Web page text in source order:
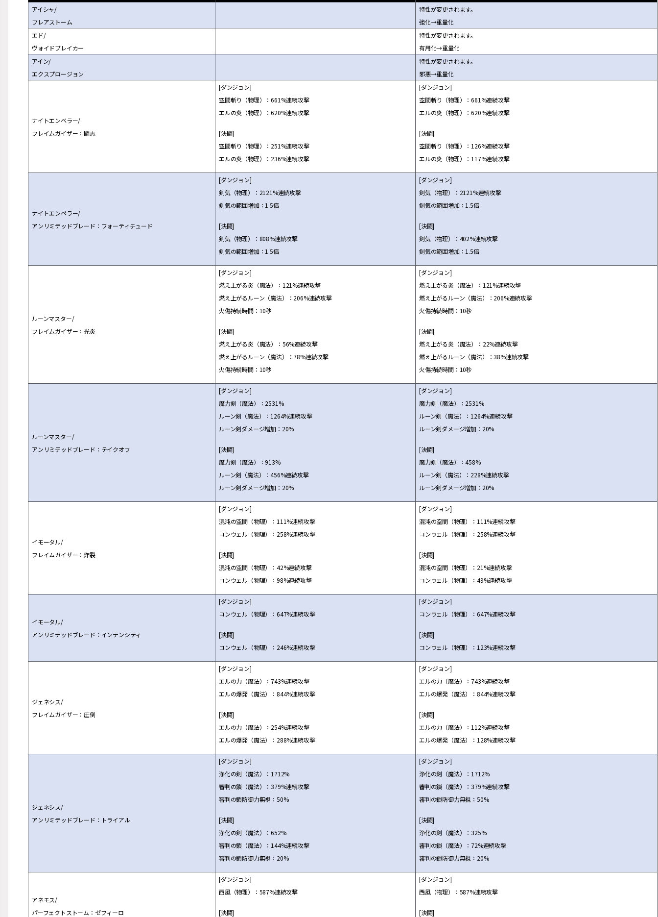
アイシャ/
フレアストーム
特性が変更されます。
強化→重量化
エド/
ヴォイドブレイカー
特性が変更されます。
有用化→重量化
アイン/
エクスプロージョン
特性が変更されます。
邪悪→重量化
ナイトエンペラー/
フレイムガイザー：闘志
[ダンジョン]
空間斬り（物理）：661%連続攻撃
エルの炎（物理）：620%連続攻撃
[決闘]
空間斬り（物理）：251%連続攻撃
エルの炎（物理）：236%連続攻撃
[ダンジョン]
空間斬り（物理）：661%連続攻撃
エルの炎（物理）：620%連続攻撃
[決闘]
空間斬り（物理）：126%連続攻撃
エルの炎（物理）：117%連続攻撃
ナイトエンペラー/
アンリミテッドブレード：フォーティチュード
[ダンジョン]
剣気（物理）：2121%連続攻撃
剣気の範囲増加：1.5倍
[決闘]
剣気（物理）：808%連続攻撃
剣気の範囲増加：1.5倍
[ダンジョン]
剣気（物理）：2121%連続攻撃
剣気の範囲増加：1.5倍
[決闘]
剣気（物理）：402%連続攻撃
剣気の範囲増加：1.5倍
ルーンマスター/
フレイムガイザー：光炎
[ダンジョン]
燃え上がる炎（魔法）：121%連続攻撃
燃え上がるルーン（魔法）：206%連続攻撃
火傷持続時間：10秒
[決闘]
燃え上がる炎（魔法）：56%連続攻撃
燃え上がるルーン（魔法）：78%連続攻撃
火傷持続時間：10秒
[ダンジョン]
燃え上がる炎（魔法）：121%連続攻撃
燃え上がるルーン（魔法）：206%連続攻撃
火傷持続時間：10秒
[決闘]
燃え上がる炎（魔法）：22%連続攻撃
燃え上がるルーン（魔法）：38%連続攻撃
火傷持続時間：10秒
ルーンマスター/
アンリミテッドブレード：テイクオフ
[ダンジョン]
魔力剣（魔法）：2531%
ルーン剣（魔法）：1264%連続攻撃
ルーン剣ダメージ増加：20%
[決闘]
魔力剣（魔法）：913%
ルーン剣（魔法）：456%連続攻撃
ルーン剣ダメージ増加：20%
[ダンジョン]
魔力剣（魔法）：2531%
ルーン剣（魔法）：1264%連続攻撃
ルーン剣ダメージ増加：20%
[決闘]
魔力剣（魔法）：458%
ルーン剣（魔法）：228%連続攻撃
ルーン剣ダメージ増加：20%
イモータル/
フレイムガイザー：炸裂
[ダンジョン]
混沌の空間（物理）：111%連続攻撃
コンウェル（物理）：258%連続攻撃
[決闘]
混沌の空間（物理）：42%連続攻撃
コンウェル（物理）：98%連続攻撃
[ダンジョン]
混沌の空間（物理）：111%連続攻撃
コンウェル（物理）：258%連続攻撃
[決闘]
混沌の空間（物理）：21%連続攻撃
コンウェル（物理）：49%連続攻撃
イモータル/
アンリミテッドブレード：インテンシティ
[ダンジョン]
コンウェル（物理）：647%連続攻撃
[決闘]
コンウェル（物理）：246%連続攻撃
[ダンジョン]
コンウェル（物理）：647%連続攻撃
[決闘]
コンウェル（物理）：123%連続攻撃
ジェネシス/
フレイムガイザー：圧倒
[ダンジョン]
エルの力（魔法）：743%連続攻撃
エルの爆発（魔法）：844%連続攻撃
[決闘]
エルの力（魔法）：254%連続攻撃
エルの爆発（魔法）：288%連続攻撃
[ダンジョン]
エルの力（魔法）：743%連続攻撃
エルの爆発（魔法）：844%連続攻撃
[決闘]
エルの力（魔法）：112%連続攻撃
エルの爆発（魔法）：128%連続攻撃
ジェネシス/
アンリミテッドブレード：トライアル
[ダンジョン]
浄化の剣（魔法）：1712%
審判の鎖（魔法）：379%連続攻撃
審判の鎖防御力無視：50%
[決闘]
浄化の剣（魔法）：652%
審判の鎖（魔法）：144%連続攻撃
審判の鎖防御力無視：20%
[ダンジョン]
浄化の剣（魔法）：1712%
審判の鎖（魔法）：379%連続攻撃
審判の鎖防御力無視：50%
[決闘]
浄化の剣（魔法）：325%
審判の鎖（魔法）：72%連続攻撃
審判の鎖防御力無視：20%
アネモス/
パーフェクトストーム：ゼフィーロ
[ダンジョン]
西風（物理）：587%連続攻撃
[決闘]
[ダンジョン]
西風（物理）：587%連続攻撃
[決闘]